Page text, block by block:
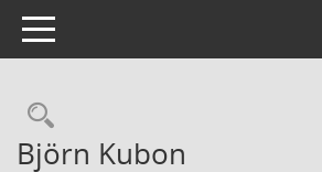
Toggle navigation
Rechercheauswahl
Björn Kubon